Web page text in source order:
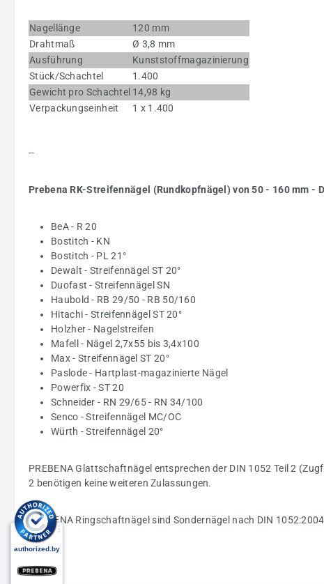
Nagellänge
120 mm
Drahtmaß
Ø 3,8 mm
Ausführung
Kunststoffmagazinierung
Stück/Schachtel
1.400
Gewicht pro Schachtel 14,98 kg
Verpackungseinheit
1 x 1.400
--
Prebena RK-Streifennägel (Rundkopfnägel) von 50 - 160 mm
BeA - R 20
Bostitch - KN
Bostitch - PL 21°
Dewalt - Streifennägel ST 20°
Duofast - Streifennägel SN
Haubold - RB 29/50 - RB 50/160
Hitachi - Streifennägel ST 20°
Holzher - Nagelstreifen
Mafell - Nägel 2,7x55 bis 3,4x100
Max - Streifennägel ST 20°
Paslode - Hartplast-magazinierte Nägel
Powerfix - ST 20
Schneider - RN 29/65 - RN 34/100
Senco - Streifennägel MC/OC
Würth - Streifennägel 20°
PREBENA Glattschaftnägel entsprechen der DIN 1052 Teil 2
2 benötigen keine weiteren Zulassungen.
PREBENA Ringschaftnägel sind Sondernägel nach DIN